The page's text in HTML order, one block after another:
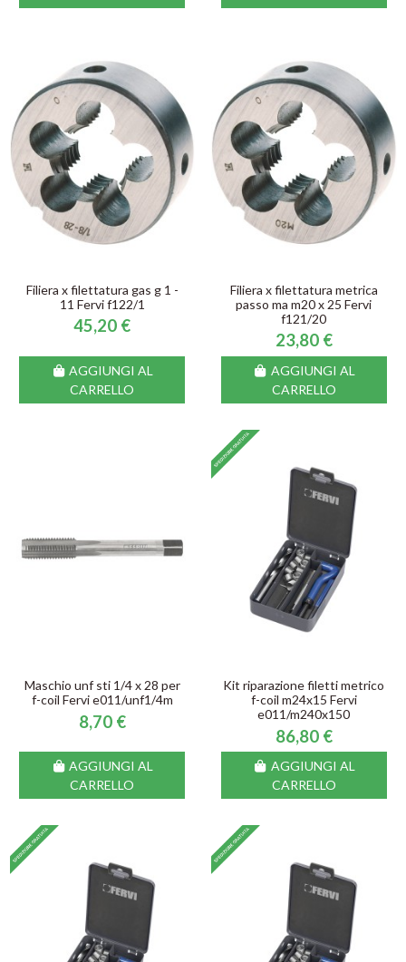
Filiera x filettatura gas g 1 -
11 Fervi f122/1
45,20 €
AGGIUNGI AL
CARRELLO
Filiera x filettatura metrica
passo ma m20 x 25 Fervi
f121/20
23,80 €
AGGIUNGI AL
CARRELLO
Maschio unf sti 1/4 x 28 per
f-coil Fervi e011/unf1/4m
8,70 €
AGGIUNGI AL
CARRELLO
Kit riparazione filetti metrico
f-coil m24x15 Fervi
e011/m240x150
86,80 €
AGGIUNGI AL
CARRELLO